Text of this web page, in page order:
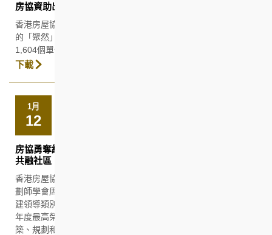
房協資助出售房屋項目「聚然」及「峻然」全數售罄
香港房屋協會（房協）兩個資助出售房屋項目，位於粉嶺馬會道
的「聚然」及觀塘安達臣道的「峻然」，經過選樓程序後，全數
1,604個單位於今天（一月二十三日）售罄。
下載
1月
12
房協勇奪綠建領導先鋒大獎等七個建築及規劃殊榮 建設活力
共融社區 開創可持續綠色未來
香港房屋協會（房協）早前於「環保建築大獎2025」和「香港規
劃師學會周年大獎2024」中分別獲頒最高榮譽，包括前者的「綠
建領導類別」先鋒大獎（公共機構及非政府組織），以及後者的
年度最高榮譽銀獎，合共囊括七個奬項和嘉許，表揚房協於建
築、規劃和推動可持續發展方面的領先地位。